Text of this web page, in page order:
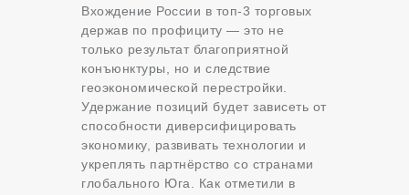
Вхождение России в топ-3 торговых
держав по профициту — это не
только результат благоприятной
конъюнктуры, но и следствие
геоэкономической перестройки.
Удержание позиций будет зависеть от
способности диверсифицировать
экономику, развивать технологии и
укреплять партнёрство со странами
глобального Юга. Как отметили в